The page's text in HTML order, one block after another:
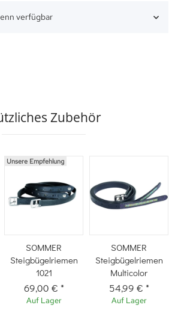
verfügbar
Zubehör
Unsere Empfehlung
SOMMER
Steigbügelriemen
1021
69,00 € *
Auf Lager
SOMMER
Steigbügelriemen
Multicolor
54,99 € *
Auf Lager